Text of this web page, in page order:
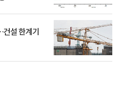
설 한계기